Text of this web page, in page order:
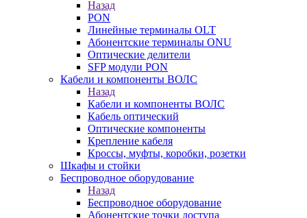
Назад
PON
Линейные терминалы OLT
Абонентские терминалы ONU
Оптические делители
SFP модули PON
Кабели и компоненты ВОЛС
Назад
Кабели и компоненты ВОЛС
Кабель оптический
Оптические компоненты
Крепление кабеля
Кроссы, муфты, коробки, розетки
Шкафы и стойки
Беспроводное оборудование
Назад
Беспроводное оборудование
Абонентские точки доступа